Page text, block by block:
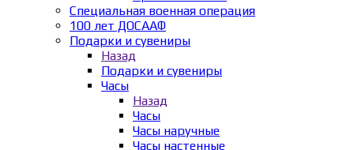
Специальная военная операция
100 лет ДОСААФ
Подарки и сувениры
Назад
Подарки и сувениры
Часы
Назад
Часы
Часы наручные
Часы настенные